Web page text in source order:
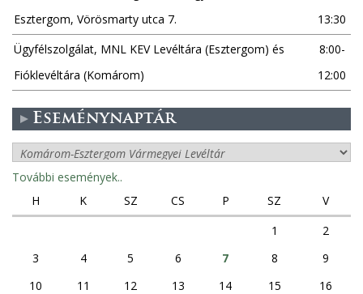
Esztergom, Vörösmarty utca 7.
13:30
Ügyfélszolgálat, MNL KEV Levéltára (Esztergom) és
Fióklevéltára (Komárom)
8:00-
12:00
Eseménynaptár
További események..
H
K SZ CS P SZ
V
1
2
3
4 5 6 7 8
9
10
11 12 13 14 15
16